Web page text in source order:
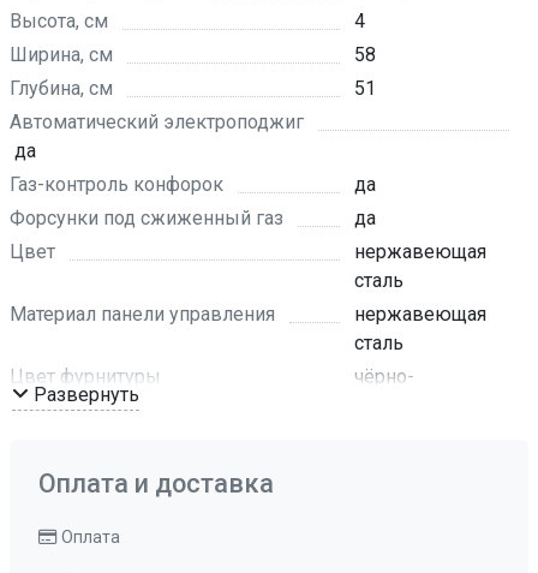
Высота, см
4
Ширина, см
58
Глубина, см
51
Автоматический электроподжиг
да
Газ-контроль конфорок
да
Форсунки под сжиженный газ
да
Цвет
нержавеющая
сталь
Материал панели управления
нержавеющая
сталь
Цвет фурнитуры
чёрно-
560х490
Мощность конфорок, кВт: передняя левая
3,6 кВт
Развернуть
Оплата и доставка
Оплата